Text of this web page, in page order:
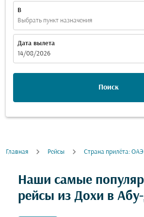
В
Выбрать пункт назначения
Дата вылета
fc-booking-departure-date-aria-label
14/08/2026
Поиск
Главная Рейсы Cтрана прилёта: ОАЭ
Наши самые
рейсы из Дохи в
Попробуйте обновить свой